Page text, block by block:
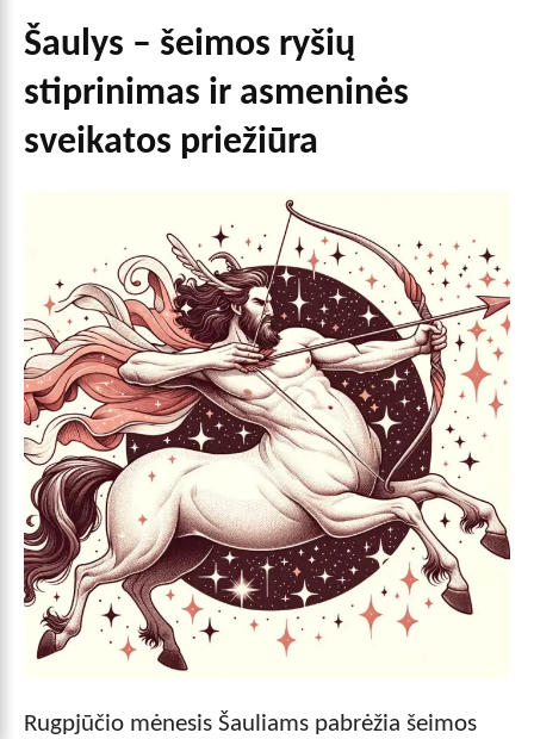
Šaulys – šeimos ryšių
stiprinimas ir asmeninės
sveikatos priežiūra
Rugpjūčio mėnesis Šauliams pabrėžia šeimos